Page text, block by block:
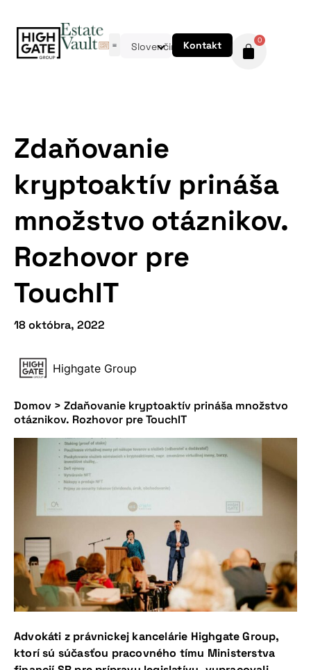
Slovenčina Kontakt 0
Zdaňovanie
kryptoaktív prináša
množstvo otáznikov.
Rozhovor pre
TouchIT
18 októbra, 2022
Highgate Group
Domov > Zdaňovanie kryptoaktív prináša množstvo
otáznikov. Rozhovor pre TouchIT
Advokáti z právnickej kancelárie Highgate Group,
ktorí sú súčasťou pracovného tímu Ministerstva